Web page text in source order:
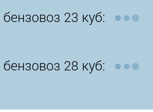
бензовоз 23 куб:
бензовоз 28 куб: